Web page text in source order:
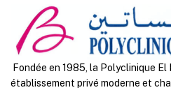
Fondée en 1985, la Polyclinique
établissement privé moderne et